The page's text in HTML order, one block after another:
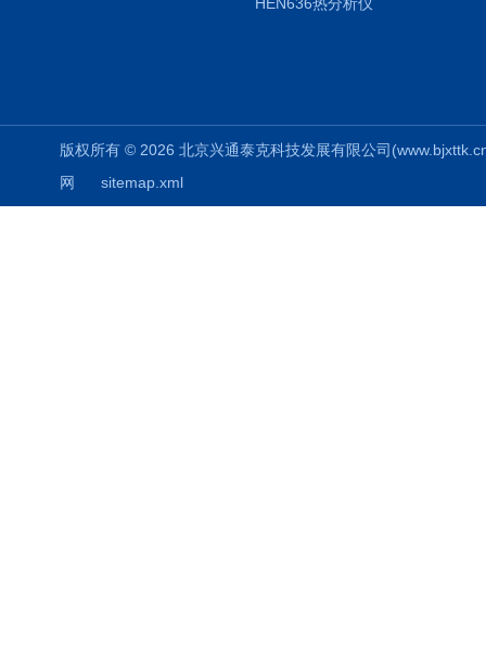
版权所有 © 2026 北京兴通泰克科技发展有限公司
网
sitemap.xml